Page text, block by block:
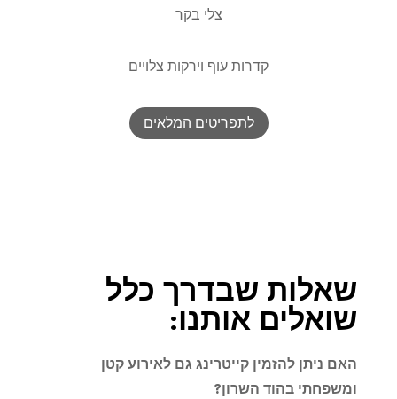
צלי בקר
קדרות עוף וירקות צלויים
לתפריטים המלאים
שאלות שבדרך כלל
שואלים אותנו:
האם ניתן להזמין קייטרינג גם לאירוע קטן
ומשפחתי בהוד השרון ?